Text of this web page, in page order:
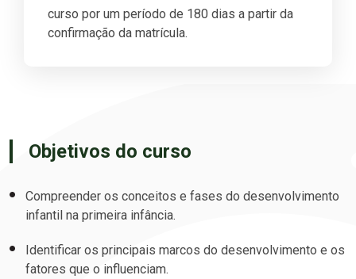
curso por um período de 180 dias a partir da
confirmação da matrícula.
Objetivos do curso
Compreender os conceitos e fases do desenvolvimento
infantil na primeira infância.
Identificar os principais marcos do desenvolvimento e os
fatores que o influenciam.